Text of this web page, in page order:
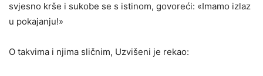
svjesno krše i sukobe se s istinom, govoreći: «Imamo izlaz
u pokajanju!»
O takvima i njima sličnim, Uzvišeni je rekao: